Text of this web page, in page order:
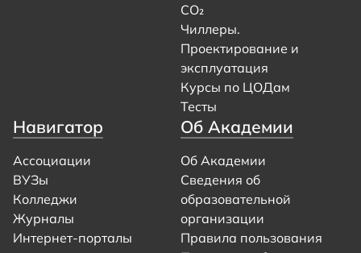
CO₂
Чиллеры.
Проектирование и
эксплуатация
Курсы по ЦОДам
Тесты
Навигатор
Ассоциации
ВУЗы
Колледжи
Журналы
Интернет-порталы
Об Академии
Об Академии
Сведения об
образовательной
организации
Правила пользования